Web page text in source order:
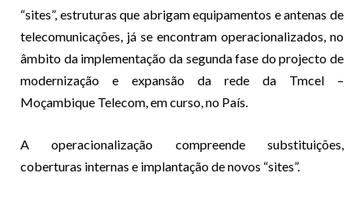
“sites”, estruturas que abrigam equipamentos e antenas de
telecomunicações, já se encontram operacionalizados, no
âmbito da implementação da segunda fase do projecto de
modernização e expansão da rede da Tmcel –
Moçambique Telecom, em curso, no País.
A operacionalização compreende substituições,
coberturas internas e implantação de novos “sites”.